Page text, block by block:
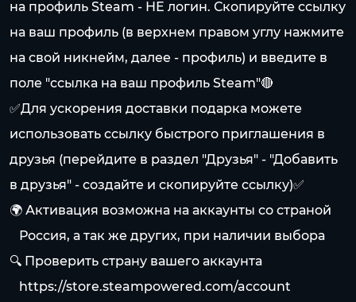
на профиль Steam - НЕ логин. Скопируйте ссылку
на ваш профиль (в верхнем правом углу нажмите
на свой никнейм, далее - профиль) и введите в
поле "ссылка на ваш профиль Steam"🔴
✅Для ускорения доставки подарка можете
использовать ссылку быстрого приглашения в
друзья (перейдите в раздел "Друзья" - "Добавить
в друзья" - создайте и скопируйте ссылку)✅
🌍 Активация возможна на аккаунты со страной
⠀Россия, а так же других, при наличии выбора
🔍 Проверить страну вашего аккаунта
https://store.steampowered.com/account